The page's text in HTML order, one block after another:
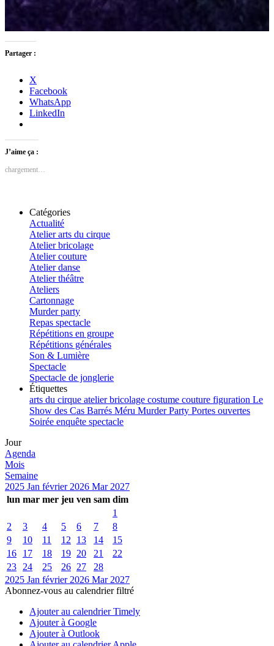
Partager :
X
Facebook
WhatsApp
LinkedIn
J’aime ça :
chargement…
Catégories
Actualité
Atelier arts du cirque
Atelier bricolage
Atelier couture
Atelier danse
Atelier théâtre
Ateliers
Cartonnage
Murder party
Repas spectacle
Répétitions en groupe
Répétitions générales
Son & Lumière
Spectacle
Spectacle de jonglerie
Étiquettes
arts du cirque atelierbricolage costume couture figuration Le
Show des Cas Barrés Méru Murder Party Portes ouvertes
Soirée enquête spectacle
Jour
Agenda
Mois
Semaine
2025 Jan février 2026 Mar 2027
lun mar mer jeu ven sam dim
1
2
3 4 5 6 7
8
9
10 11 12 13 14
15
16
17 18 19 20 21
22
23
24 25 26 27
28
2025 Jan février 2026 Mar 2027
Abonnez-vous au calendrier filtré
Ajouter au calendrier Timely
Ajouter à Google
Ajouter à Outlook